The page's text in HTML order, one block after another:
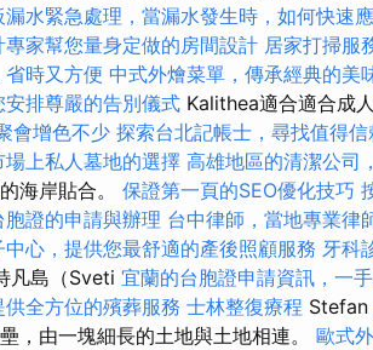
漏水緊急處理，當漏水發生時，如何快速
專家幫您量身定做的房間設計 居家打掃服
時又方便 中式外燴菜單，傳承經典的美
排尊嚴的告別儀式 Kalithea適合適合成
會增色不少 探索台北記帳士，尋找值得
上私人墓地的選擇 高雄地區的清潔公司
海岸貼合。 保證第一頁的SEO優化技巧
胞證的申請與辦理 台中律師，當地專業律
中心，提供您最舒適的產後照顧服務 牙科
凡島（Sveti 宜蘭的台胞證申請資訊，一
全方位的殯葬服務 士林整復療程 Stefan
，由一塊細長的土地與土地相連。 歐式